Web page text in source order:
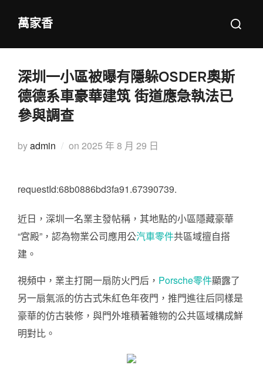
萬家香
Search
深圳一小區被曝有隱躲OSDER奧斯
德德系車豪華建筑 街道應急執法已
參與調查
byadmin on Posted
2025 年 8 月 29 日
requestId:68b0886bd3fa91.67390739.
近日，深圳一名業主發帖稱，其地點的小區隱藏豪華
“宮殿”，認為物業公司應用公汽車零件共區域擅自搭
建。
視頻中，業主打開一扇防火門后， Porsche零件顯露了
另一扇氣派的仿古式朱紅色年夜門，推門進往后同樣是
豪華的仿古裝修，與門外堆積著雜物的公共區域構成鮮
明對比。